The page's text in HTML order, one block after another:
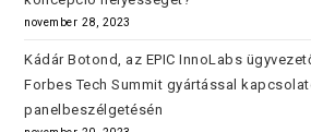
november 28, 2023
Kádár Botond, az EPIC InnoLabs
Forbes Tech Summit gyártással
panelbeszélgetésén